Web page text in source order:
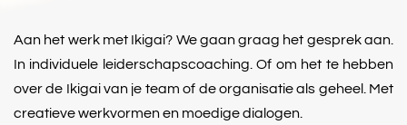
Aan het werk met Ikigai? We gaan graag het gesprek aan.
In individuele leiderschapscoaching. Of om het te hebben
over de Ikigai van je team of de organisatie als geheel. Met
creatieve werkvormen en moedige dialogen.